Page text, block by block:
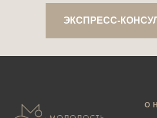
ЭКСПРЕСС-
О